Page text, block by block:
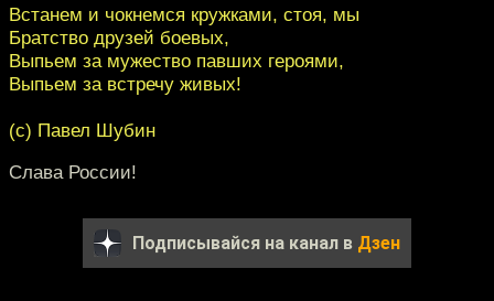
Встанем и чокнемся кружками, стоя, мы
Братство друзей боевых,
Выпьем за мужество павших героями,
Выпьем за встречу живых!
(с) Павел Шубин
Слава России!
Подписывайся на канал в Дзен